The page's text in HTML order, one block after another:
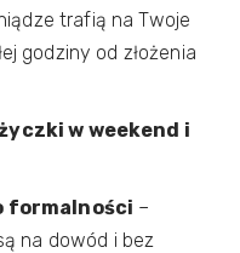
trafią na Twoje
godziny od złożenia
w weekend i
formalności –
na dowód i bez